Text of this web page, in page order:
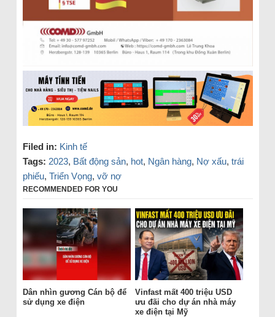
Filed in: Kinh tế
Tags: 2023, Bất động sản, hot, Ngân hàng, Nợ xấu, trái
phiếu, Triển Vọng, vỡ nợ
RECOMMENDED FOR YOU
Dân nhìn gương Cán bộ để
sử dụng xe điện
Vinfast mất 400 triệu USD
ưu đãi cho dự án nhà máy
xe điện tại Mỹ